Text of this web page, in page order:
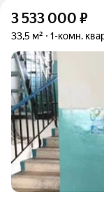
3 533 000 ₽
33,5 м² 1-комн.